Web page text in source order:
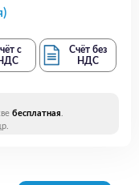
с
Счёт без
НДС
бесплатная.